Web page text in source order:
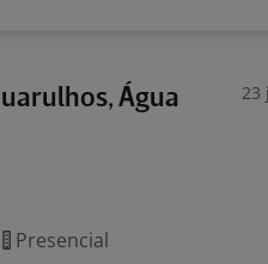
Água
23
Presencial